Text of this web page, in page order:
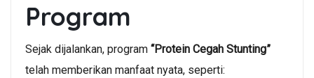
Program
Sejak dijalankan, program “Protein Cegah Stunting”
telah memberikan manfaat nyata, seperti: